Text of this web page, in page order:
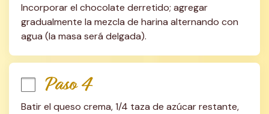
Incorporar el chocolate derretido; agregar
gradualmente la mezcla de harina alternando con
agua (la masa será delgada).
Paso 4
Batir el queso crema, 1/4 taza de azúcar restante,